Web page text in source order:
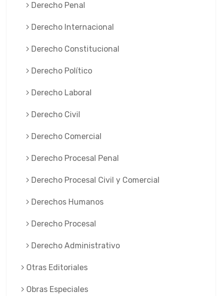
Derecho Penal
Derecho Internacional
Derecho Constitucional
Derecho Político
Derecho Laboral
Derecho Civil
Derecho Comercial
Derecho Procesal Penal
Derecho Procesal Civil y Comercial
Derechos Humanos
Derecho Procesal
Derecho Administrativo
Otras Editoriales
Obras Especiales